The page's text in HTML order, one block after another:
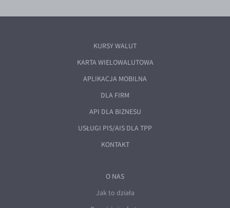
KURSY WALUT
KARTA WIELOWALUTOWA
APLIKACJA MOBILNA
DLA FIRM
API DLA BIZNESU
USŁUGI PIS/AIS DLA TPP
KONTAKT
O NAS
Jak to działa